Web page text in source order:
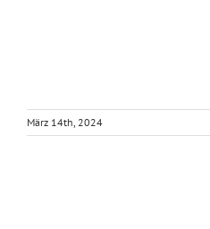
März 14th, 2024